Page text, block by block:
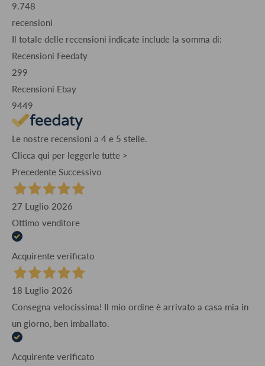
9.748
recensioni
Il totale delle recensioni indicate include la somma di:
Recensioni Feedaty
299
Recensioni Ebay
9449
Le nostre recensioni a 4 e 5 stelle.
Clicca qui per leggerle tutte >
Precedente Successivo
27 Luglio 2026
Ottimo venditore
Acquirente verificato
18 Luglio 2026
Consegna velocissima! Il mio ordine è arrivato a casa mia in
un giorno, ben imballato.
Acquirente verificato